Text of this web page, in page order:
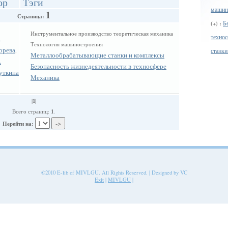
Страница: 1
,
Инструментальное производство теоретическая механика
Технология машиностроения
Металлообрабатывающие станки и комплексы
Безопасность жизнедеятельности в техносфере
Механика
|1|
Всего страниц: 1.
Перейти на:
(+) :
©2010 E-lib of MIVLGU. All Rights Reserved. | Designed by VC
Exit | MIVLGU |